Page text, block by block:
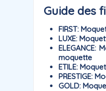
Guide des
FIRST:
LUXE:
ELEGANCE:
moquette
ETILE:
PRESTIGE:
GOLD: